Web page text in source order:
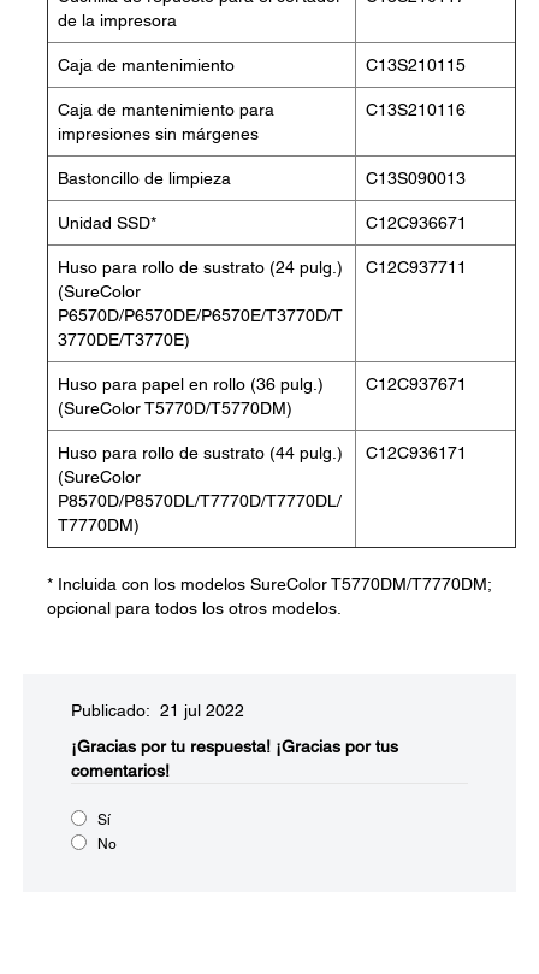
de la impresora
Caja de mantenimiento C13S210115
Caja de mantenimiento para
impresiones sin márgenes
C13S210116
Bastoncillo de limpieza C13S090013
Unidad SSD* C12C936671
Huso para rollo de sustrato (24 pulg.)
(SureColor
P6570D/P6570DE/P6570E/T3770D/T
3770DE/T3770E)
C12C937711
Huso para papel en rollo (36 pulg.)
(SureColor T5770D/T5770DM)
C12C937671
Huso para rollo de sustrato (44 pulg.)
(SureColor
P8570D/P8570DL/T7770D/T7770DL/
T7770DM)
C12C936171
* Incluida con los modelos SureColor T5770DM/T7770DM;
opcional para todos los otros modelos.
Publicado: 21 jul 2022
¡Gracias por tu respuesta! ¡Gracias por tus
comentarios!
Sí
No